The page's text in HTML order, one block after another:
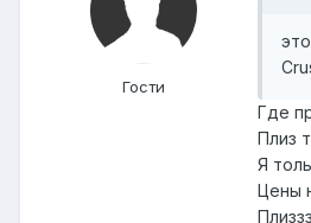
Гости
Где
Плиз
Я
Цены